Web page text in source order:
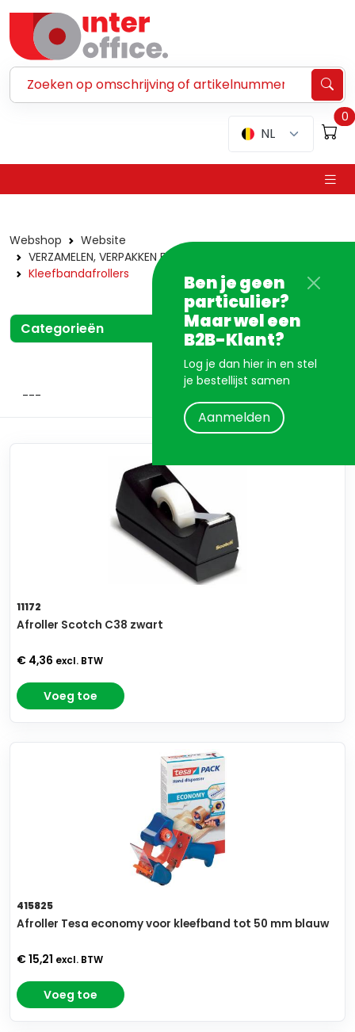
NL
0
Ben je geen
particulier?
Maar wel een
B2B-Klant?
Log je dan hier in en stel
je bestellijst samen
Aanmelden
Webshop
Website
VERZAMELEN, VERPAKKEN EN VERZENDEN
Kleefbandafrollers
Categorieën
11172
Afroller Scotch C38 zwart
€ 4,36 excl. BTW
Voeg toe
415825
Afroller Tesa economy voor kleefband tot 50 mm blauw
€ 15,21 excl. BTW
Voeg toe